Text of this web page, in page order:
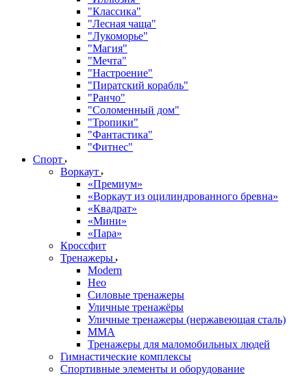
"Классика"
"Лесная чаща"
"Лукоморье"
"Магия"
"Мечта"
"Настроение"
"Пиратский корабль"
"Ранчо"
"Соломенный дом"
"Тропики"
"Фантастика"
"Фитнес"
Спорт
Воркаут
«Премиум»
«Воркаут из оцилиндрованного бревна»
«Квадрат»
«Мини»
«Пара»
Кроссфит
Тренажеры
Modern
Нео
Силовые тренажеры
Уличные тренажёры
Уличные тренажеры (нержавеющая сталь)
ММА
Тренажеры для маломобильных людей
Гимнастические комплексы
Спортивные элементы и оборудование